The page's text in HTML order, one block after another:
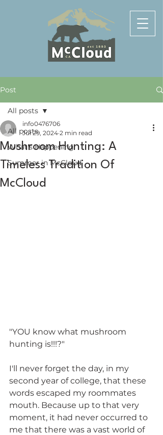
Post
All posts
What's Happening
Summer in McCloud
All posts
Mushroom Hunting: A
Timeless Tradition Of
McCloud
info0476706
Jul 29, 2024 2 min read
"YOU know what mushroom
hunting is!!!?"
I'll never forget the day, in my
second year of college, that these
words escaped my roommates
mouth. Because up to that very
moment, it had never occurred to
me that there was a vast world of